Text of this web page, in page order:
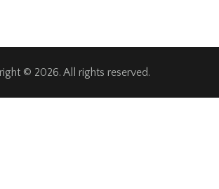
© 2026. All rights reserved.